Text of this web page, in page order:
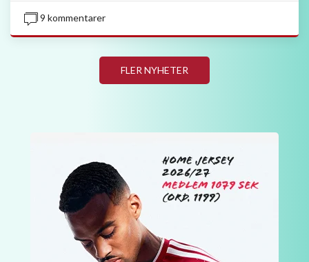
9 kommentarer
FLER NYHETER